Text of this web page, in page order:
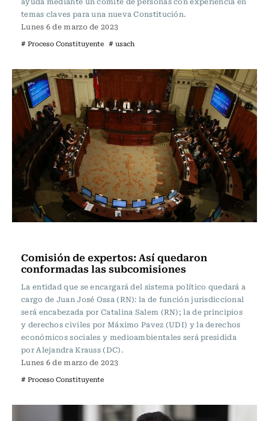
temas claves para una nueva Constitución.
Lunes 6 de marzo de 2023
# Proceso Constituyente # usach
Comisión de expertos: Así quedaron
conformadas las subcomisiones
La entidad que se encargará del sistema político quedará a
cargo de Juan José Ossa (RN): la de función jurisdiccional
será encabezada por Catalina Salem (RN); la de principios
y derechos civiles por Máximo Pavez (UDI) y la derechos
económicos sociales y medioambientales será presidida
por Alejandra Krauss (DC).
Lunes 6 de marzo de 2023
# Proceso Constituyente